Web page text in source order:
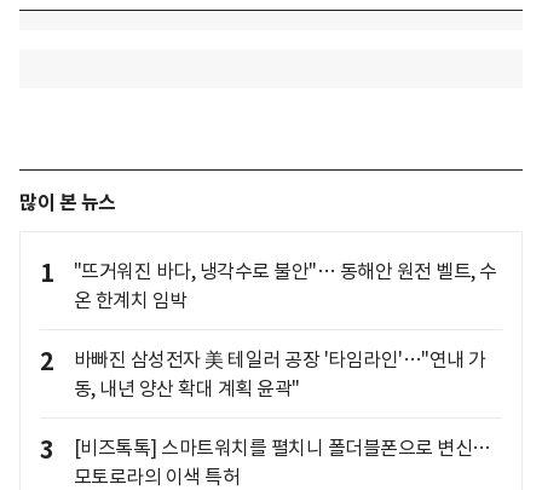
많이 본 뉴스
1
"뜨거워진 바다, 냉각수로 불안"… 동해안 원전 벨트, 수
온 한계치 임박
2
바빠진 삼성전자 美 테일러 공장 '타임라인'…"연내 가
동, 내년 양산 확대 계획 윤곽"
3
[비즈톡톡] 스마트워치를 펼치니 폴더블폰으로 변신…
모토로라의 이색 특허